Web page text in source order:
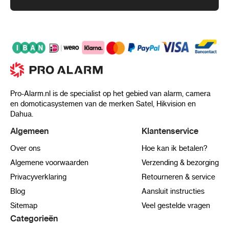
Pro-Alarm.nl is de specialist op het gebied van alarm, camera
en domoticasystemen van de merken Satel, Hikvision en
Dahua.
Algemeen
Over ons
Algemene voorwaarden
Privacyverklaring
Blog
Sitemap
Klantenservice
Hoe kan ik betalen?
Verzending & bezorging
Retourneren & service
Aansluit instructies
Veel gestelde vragen
Categorieën